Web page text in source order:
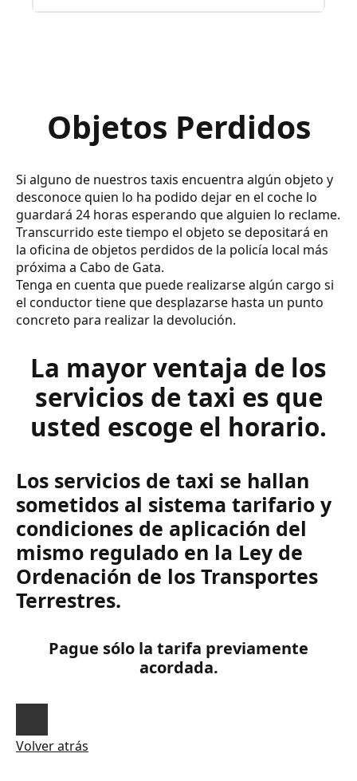
Objetos Perdidos
Si alguno de nuestros taxis encuentra algún objeto y
desconoce quien lo ha podido dejar en el coche lo
guardará 24 horas esperando que alguien lo reclame.
Transcurrido este tiempo el objeto se depositará en
la oficina de objetos perdidos de la policía local más
próxima a Cabo de Gata.
Tenga en cuenta que puede realizarse algún cargo si
el conductor tiene que desplazarse hasta un punto
concreto para realizar la devolución.
La mayor ventaja de los
servicios de taxi es que
usted escoge el horario.
Los servicios de taxi se hallan
sometidos al sistema tarifario y
condiciones de aplicación del
mismo regulado en la Ley de
Ordenación de los Transportes
Terrestres.
Pague sólo la tarifa previamente
acordada.
Volver atrás